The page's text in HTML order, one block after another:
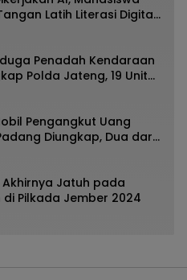
Latih Literasi Digital
Penadah Kendaraan
Polda Jateng, 19 Unit
Pengangkut Uang
Diungkap, Dua dari
Oknum Polisi
Akhirnya Jatuh pada
di Pilkada Jember 2024